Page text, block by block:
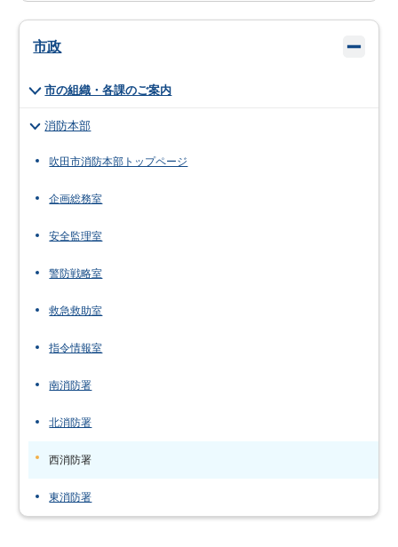
市政
市の組織・各課のご案内
消防本部
吹田市消防本部トップページ
企画総務室
安全監理室
警防戦略室
救急救助室
指令情報室
南消防署
北消防署
西消防署
東消防署